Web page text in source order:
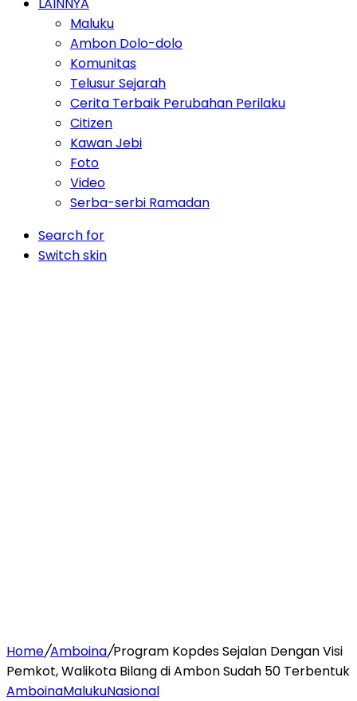
Maluku
Ambon Dolo-dolo
Komunitas
Telusur Sejarah
Cerita Terbaik Perubahan Perilaku
Citizen
Kawan Jebi
Foto
Video
Serba-serbi Ramadan
Search for
Switch skin
Home/Amboina/Program Kopdes Sejalan Dengan Visi
Pemkot, Walikota Bilang di Ambon Sudah 50 Terbentuk
AmboinaMalukuNasional